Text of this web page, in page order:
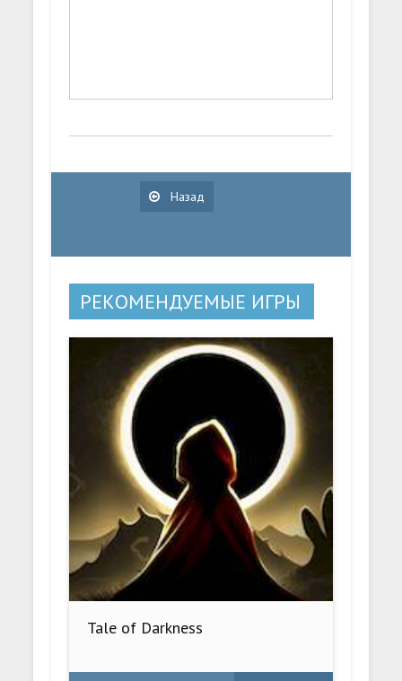
Назад
РЕКОМЕНДУЕМЫЕ ИГРЫ
Tale of Darkness